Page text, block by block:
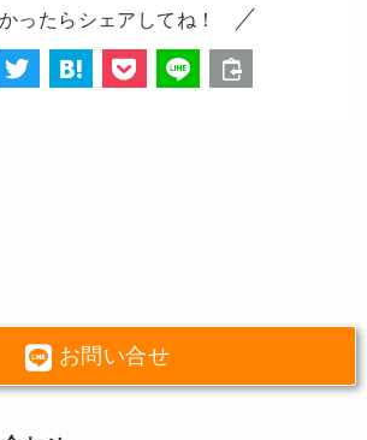
ったらシェアしてね！
お問い合せ